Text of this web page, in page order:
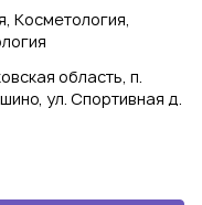
Косметология,
область, п.
ул. Спортивная д.